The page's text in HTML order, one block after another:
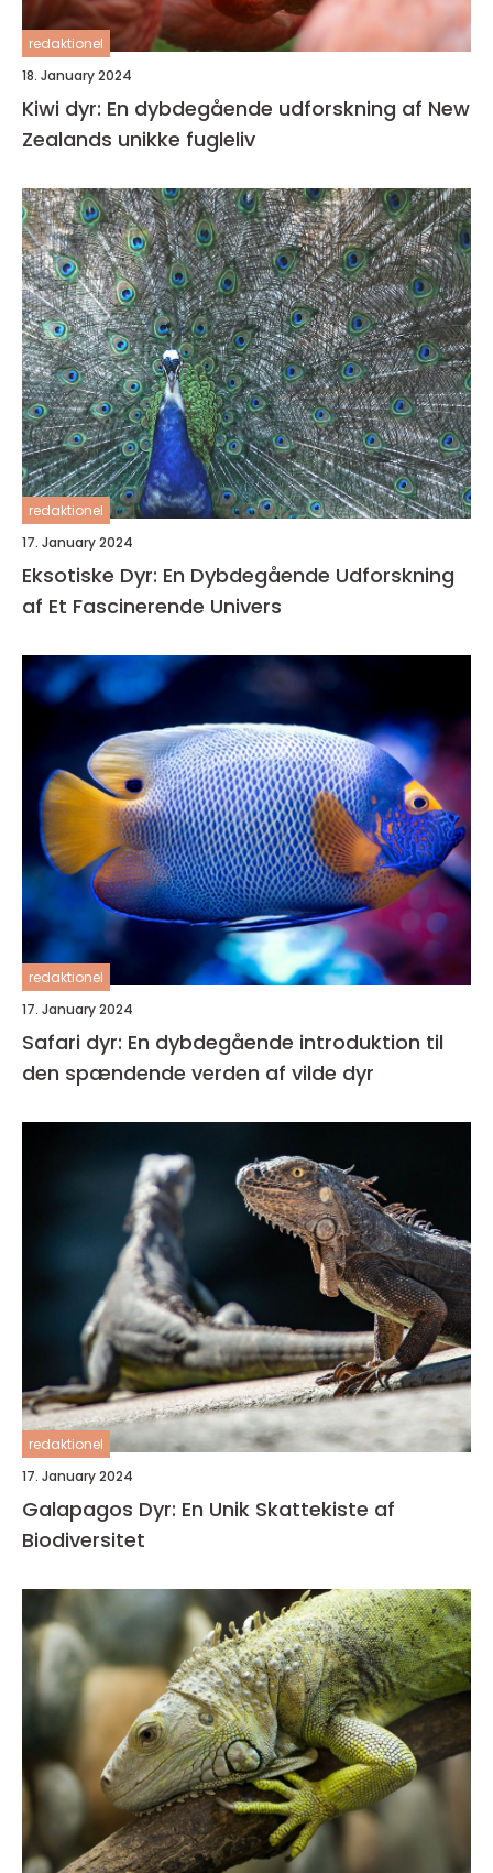
redaktionel
18. January 2024
Kiwi dyr: En dybdegående udforskning af New
Zealands unikke fugleliv
redaktionel
17. January 2024
Eksotiske Dyr: En Dybdegående Udforskning
af Et Fascinerende Univers
redaktionel
17. January 2024
Safari dyr: En dybdegående introduktion til
den spændende verden af vilde dyr
redaktionel
17. January 2024
Galapagos Dyr: En Unik Skattekiste af
Biodiversitet